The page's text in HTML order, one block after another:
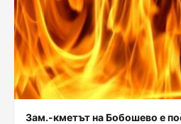
Зам.-кметът на Бобошево е